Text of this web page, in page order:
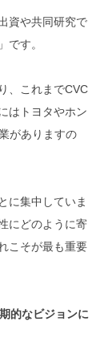
資や共同研究で
です。
、これまでCVC
はトヨタやホン
がありますの
に集中していま
にどのように寄
こそが最も重要
的なビジョンに